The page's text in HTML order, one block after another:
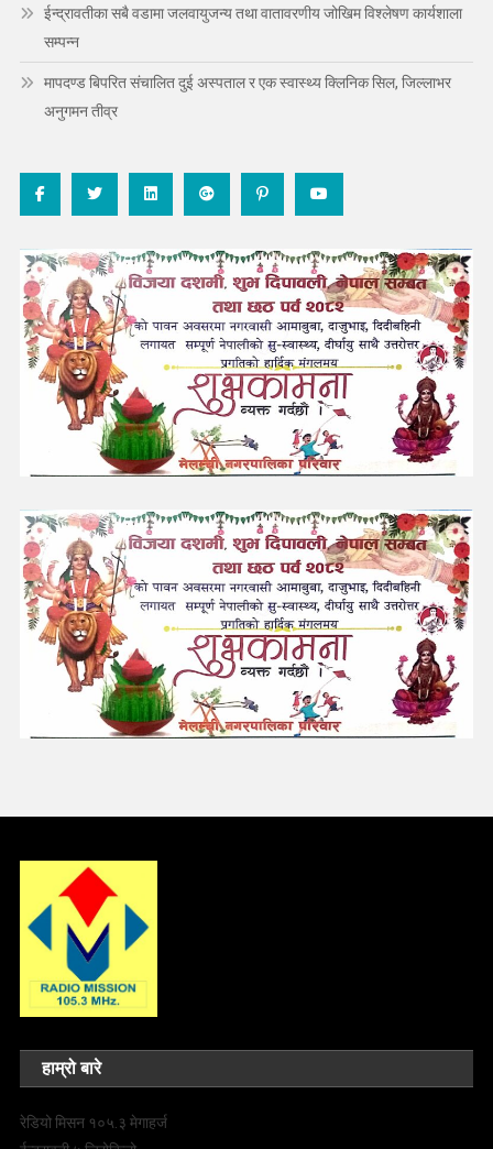
ईन्द्रावतीका सबै वडामा जलवायुजन्य तथा वातावरणीय जोखिम विश्लेषण कार्यशाला
सम्पन्न
मापदण्ड बिपरित संचालित दुई अस्पताल र एक स्वास्थ्य क्लिनिक सिल, जिल्लाभर
अनुगमन तीव्र
हाम्रो बारे
रेडियो मिसन १०५.३ मेगाहर्ज